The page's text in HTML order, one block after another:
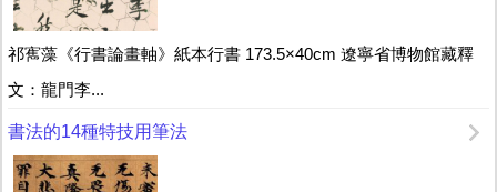
祁寯藻《行書論畫軸》紙本行書 173.5×40cm 遼寧省博物館藏釋
文：龍門李...
書法的14種特技用筆法